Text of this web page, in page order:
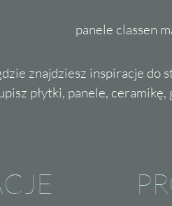
panele classen
znajdziesz inspiracje do
płytki, panele,